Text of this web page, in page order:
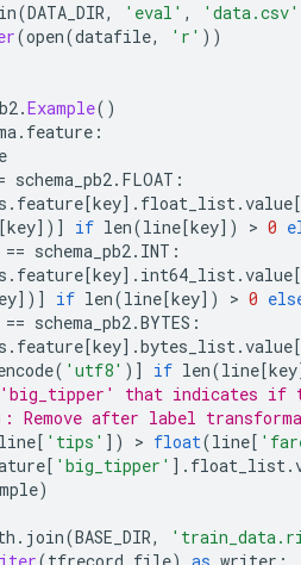
2.2/models/
2.2/models/
00001  variables.index
2.2/models/keras:
2.2/models/keras/0:
2.2/models/keras/0/
00001  variables.index
2.2/models/keras/1:
2.2/models/keras/1/
00001  variables.index
2.2/models/keras/2:
(DATA_DIR, 'eval' , 'data.csv'
(open(datafile, 'r' ))
.Example()
. feature :
schema_pb2. FLOAT :
. feature[key]. float_list.value
[key])] if len(line[key]) > 0
== schema_pb2. INT :
. feature[key]. int64_list.value
])] if len(line[key]) > 0
== schema_pb2.BYTES :
. feature[key].bytes_list.value
( 'utf8' )] if len(line[key
'big_tipper' that indicates
Remove after label
line[ 'tips' ]) > float(line[
[ 'big_tipper' ]. float_list.
)
. join(BASE_DIR,